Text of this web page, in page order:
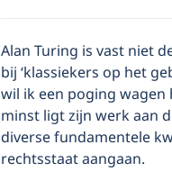
Alan Turing is vast niet
bij ‘klassiekers op het
wil ik een poging wagen
minst ligt zijn werk aan
diverse fundamentele
rechtsstaat aangaan.